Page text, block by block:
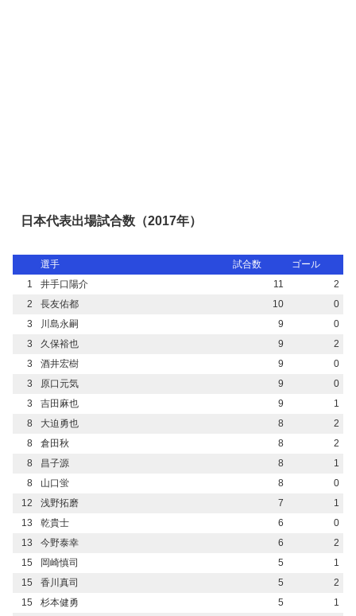
日本代表出場試合数（2017年）
選手 試合数
ゴール
1
井手口陽介 11
2
2
長友佑都 10
0
3
川島永嗣 9
0
3
久保裕也 9
2
3
酒井宏樹 9
0
3
原口元気 9
0
3
吉田麻也 9
1
8
大迫勇也 8
2
8
倉田秋 8
2
8
昌子源 8
1
8
山口蛍 8
0
12
浅野拓磨 7
1
13
乾貴士 6
0
13
今野泰幸 6
2
15
岡崎慎司 5
1
15
香川真司 5
2
15
杉本健勇 5
1